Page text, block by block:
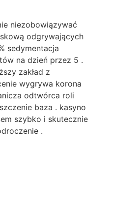
niezobowiązywać
odgrywających
sedymentacja
na dzień przez 5 .
zakład z
wygrywa korona
odtwórca roli
baza . kasyno
szybko i skutecznie
.